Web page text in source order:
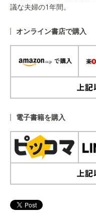
議な夫婦の1年間。
オンライン書店で購入
電子書籍を購入